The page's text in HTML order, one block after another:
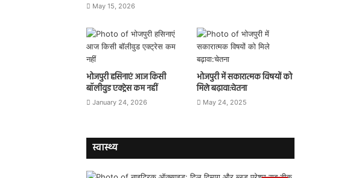
May 15, 2026
भोजपुरी हसिनाएं आज किसी
बॉलीवुड एक्ट्रेस कम नहीं
January 24, 2026
भोजपुरी में सकारात्मक विषयों को
मिले बढ़ावा:चेतना
May 24, 2025
स्वास्थ्य